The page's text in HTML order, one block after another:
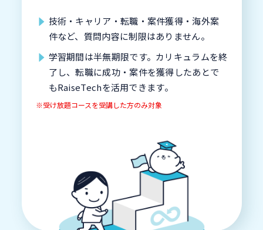
技術・キャリア・転職・案件獲得・海外案
件など、質問内容に制限はありません。
学習期間は半無期限です。カリキュラムを終
了し、転職に成功・案件を獲得したあとで
もRaiseTechを活用できます。
※受け放題コースを受講した方のみ対象